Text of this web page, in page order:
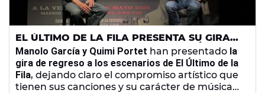
EL ÚLTIMO DE LA FILA PRESENTA SU GIRA
DE REGRESO REIVINDICANDO LA MÚSICA
POPULAR
Manolo García y Quimi Portet han presentado la
gira de regreso a los escenarios de El Último de la
Fila, dejando claro el compromiso artístico que
tienen sus canciones y su carácter de música